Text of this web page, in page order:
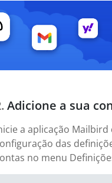
Adicione a sua
a aplicação
das
no menu